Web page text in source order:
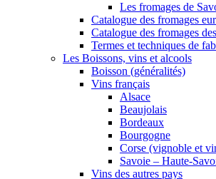
Les fromages de
Catalogue des fromages
Catalogue des fromages
Termes et techniques de
Les Boissons, vins et alcools
Boisson (généralités)
Vins français
Alsace
Beaujolais
Bordeaux
Bourgogne
Corse (vignoble et
Savoie – Haute-
Vins des autres pays